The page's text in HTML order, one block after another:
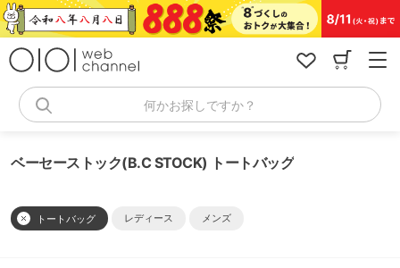
コ
ン
何かお探しですか？
ベーセーストック(B.C STOCK) トートバッグ
トートバッグ レディース メンズ